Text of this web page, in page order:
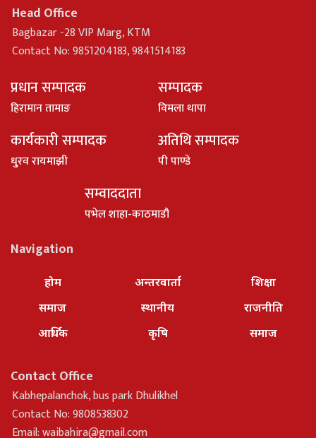
Head Office
Bagbazar -28 VIP Marg, KTM
Contact No: 9851204183, 9841514183
प्रधान सम्पादक
हिरामान तामाङ
सम्पादक
विमला थापा
कार्यकारी सम्पादक
धु्रव रायमाझी
अतिथि सम्पादक
पी पाण्डे
सम्वाददाता
पभेल शाहा-काठमाडौ
Navigation
होम
समाज
आर्थिक
अन्तरवार्ता
स्थानीय
कृषि
शिक्षा
राजनीति
समाज
Contact Office
Kabhepalanchok, bus park Dhulikhel
Contact No: 9808538302
Email:waibahira@gmail.com